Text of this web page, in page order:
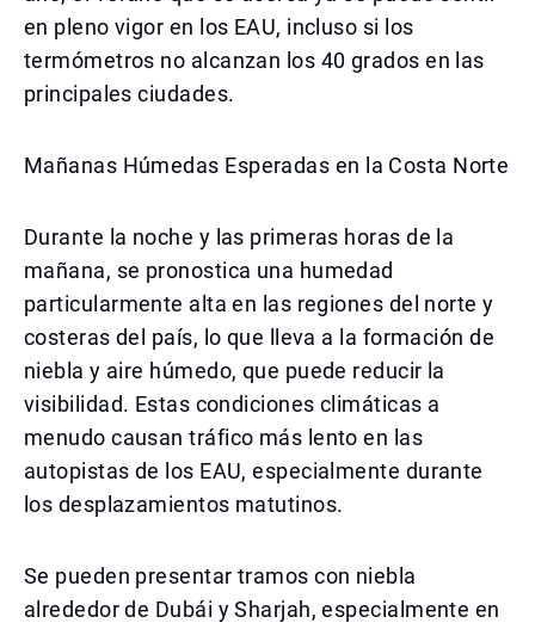
en pleno vigor en los EAU, incluso si los
termómetros no alcanzan los 40 grados en las
principales ciudades.
Mañanas Húmedas Esperadas en la Costa Norte
Durante la noche y las primeras horas de la
mañana, se pronostica una humedad
particularmente alta en las regiones del norte y
costeras del país, lo que lleva a la formación de
niebla y aire húmedo, que puede reducir la
visibilidad. Estas condiciones climáticas a
menudo causan tráfico más lento en las
autopistas de los EAU, especialmente durante
los desplazamientos matutinos.
Se pueden presentar tramos con niebla
alrededor de Dubái y Sharjah, especialmente en